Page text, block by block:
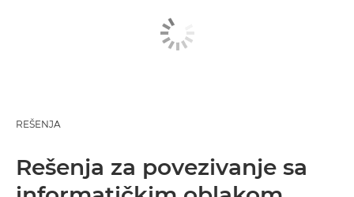
REŠENJA
Rešenja za povezivanje sa